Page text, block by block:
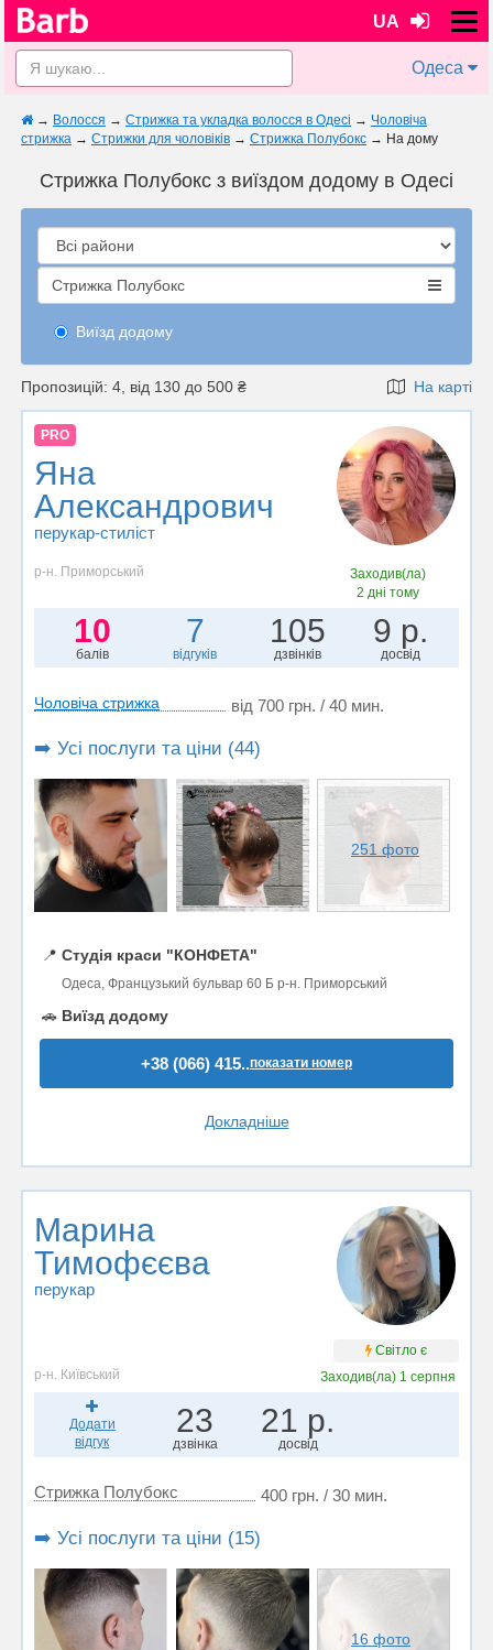
UA
Одеса
→ Волосся → Стрижка та укладка волосся в Одесі → Чоловіча
стрижка → Стрижки для чоловіків → Стрижка Полубокс → На дому
Стрижка Полубокс з виїздом додому в Одесі
Стрижка Полубокс
Виїзд додому
Пропозицій: 4, від 130 до 500 ₴ На карті
PRO
Яна
Александрович
перукар-стиліст
р-н. Приморський
Заходив(ла)
2 дні тому
10
балів
7
відгуків
105
дзвінків
9 р.
досвід
Чоловіча стрижка від 700 грн. / 40 мин.
➡️ Усі послуги та ціни (44)
251 фото
📍 Студія краси "КОНФЕТА"
Одеса, Французький бульвар 60 Б р-н. Приморський
🚗 Виїзд додому
+38 (066) 415..показати номер
Докладніше
Марина
Тимофєєва
перукар
Світло є
р-н. Київський
Заходив(ла) 1 серпня
Додати
відгук
23
дзвінка
21 р.
досвід
Стрижка Полубокс 400 грн. / 30 мин.
➡️ Усі послуги та ціни (15)
16 фото